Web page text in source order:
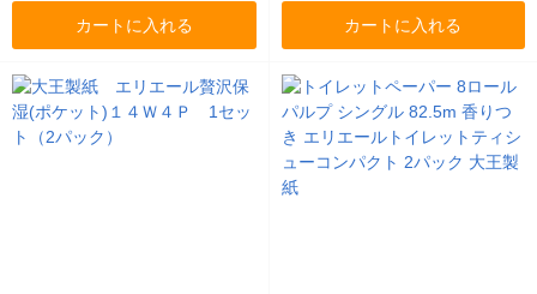
カートに入れる カートに入れる